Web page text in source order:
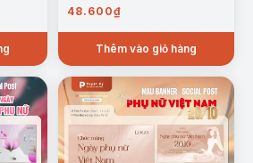
48.600₫
Thêm vào giỏ hàng